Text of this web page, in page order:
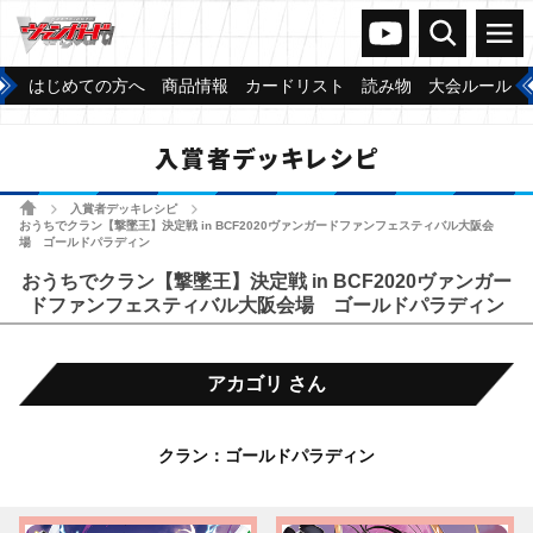
ヴァンガードch
検索 メニュー
はじめての方へ 商品情報 カードリスト 読み物 大会ルール
入賞者デッキレシピ
ホーム 入賞者デッキレシピ
おうちでクラン【撃墜王】決定戦 in BCF2020ヴァンガードファンフェスティバル大阪会
場 ゴールドパラディン
おうちでクラン【撃墜王】決定戦 in BCF2020ヴァンガー
ドファンフェスティバル大阪会場 ゴールドパラディン
アカゴリ さん
クラン：ゴールドパラディン